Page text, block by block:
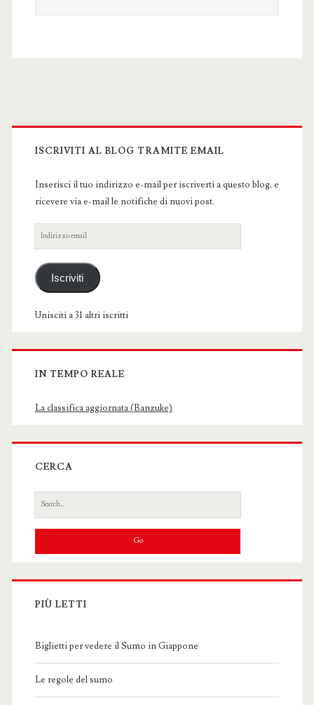
Primary
Sidebar
ISCRIVITI AL BLOG TRAMITE EMAIL
Inserisci il tuo indirizzo e-mail per iscriverti a questo blog, e
ricevere via e-mail le notifiche di nuovi post.
Indirizzo
email
Iscriviti
Unisciti a 31 altri iscritti
IN TEMPO REALE
La classifica aggiornata (Banzuke)
CERCA
Search
for:
PIÙ LETTI
Biglietti per vedere il Sumo in Giappone
Le regole del sumo